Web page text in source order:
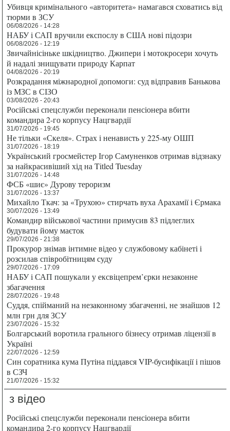
Убивця кримінального «авторитета» намагався сховатись від
тюрми в ЗСУ
06/08/2026 - 14:28
НАБУ і САП вручили експослу в США нові підозри
06/08/2026 - 12:19
Звичайнісіньке шкідництво. Джипери і мотокросери хочуть
й надалі знищувати природу Карпат
04/08/2026 - 20:19
Розкрадання міжнародної допомоги: суд відправив Банькова
із МЗС в СІЗО
03/08/2026 - 20:43
Російські спецслужби переконали пенсіонера вбити
командира 2-го корпусу Нацгвардії
31/07/2026 - 19:45
Не тільки «Скеля». Страх і ненависть у 225-му ОШП
31/07/2026 - 18:19
Український гросмейстер Ігор Самуненков отримав відзнаку
за найкрасивіший хід на Titled Tuesday
31/07/2026 - 14:48
ФСБ «шиє» Дурову тероризм
31/07/2026 - 13:37
Михайло Ткач: за «Трухою» стирчать вуха Арахамії і Єрмака
30/07/2026 - 13:49
Командир військової частини примусив 83 підлеглих
будувати йому маєток
29/07/2026 - 21:38
Прокурор знімав інтимне відео у службовому кабінеті і
розсилав співробітницям суду
29/07/2026 - 17:09
НАБУ і САП пошукали у ексвіцепрем’єрки незаконне
збагачення
28/07/2026 - 19:48
Суддя, спійманий на незаконному збагаченні, не знайшов 12
млн грн для ЗСУ
23/07/2026 - 15:32
Болгарський воротила грального бізнесу отримав ліцензії в
Україні
22/07/2026 - 12:59
Син соратника кума Путіна піддався VIP-бусифікації і пішов
в СЗЧ
21/07/2026 - 15:32
з відео
Російські спецслужби переконали пенсіонера вбити
командира 2-го корпусу Нацгвардії